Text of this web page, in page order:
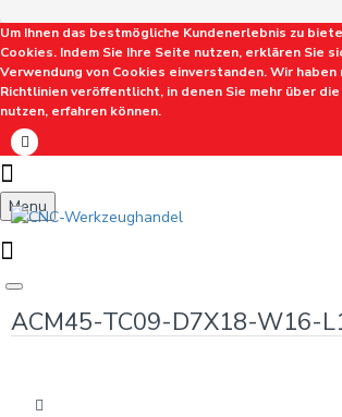
Um Ihnen das bestmögliche Kundenerlebnis zu
Cookies. Indem Sie Ihre Seite nutzen, erklären Sie
Verwendung von Cookies einverstanden. Wir haben
Richtlinien veröffentlicht, in denen Sie mehr über
nutzen, erfahren können.
Menu
ACM45-TC09-D7X18-W16-